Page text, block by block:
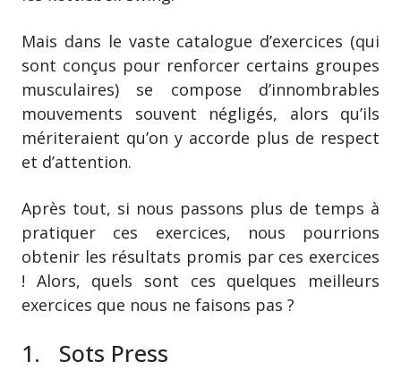
Mais dans le vaste catalogue d’exercices (qui
sont conçus pour renforcer certains groupes
musculaires) se compose d’innombrables
mouvements souvent négligés, alors qu’ils
mériteraient qu’on y accorde plus de respect
et d’attention.
Après tout, si nous passons plus de temps à
pratiquer ces exercices, nous pourrions
obtenir les résultats promis par ces exercices
! Alors, quels sont ces quelques meilleurs
exercices que nous ne faisons pas ?
1. Sots Press